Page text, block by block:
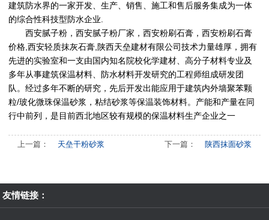
建筑防水界的一家开发、生产、销售、施工和售后服务集成为一体
的综合性科技型防水企业.
西安腻子粉 ，西安腻子粉厂家 ，西安粉刷石膏 ，西安粉刷石膏
价格 ,西安轻质抹灰石膏, 陕西天垒建材有限公司技术力量雄厚，拥有
先进的实验室和一支由国内知名院校化学建材、高分子材料专业及
多年从事建筑保温材料、防水材料开发研究的工程师组成研发团
队。经过多年不断的研究，先后开发出能应用于建筑内外墙聚苯颗
粒/玻化微珠保温砂浆，粘结砂浆等保温装饰材料。产能和产量在同
行中前列，是目前西北地区较有规模的保温材料生产企业之一
上一篇： 天垒干粉砂浆 下一篇： 陕西抹面砂浆
友情链接：